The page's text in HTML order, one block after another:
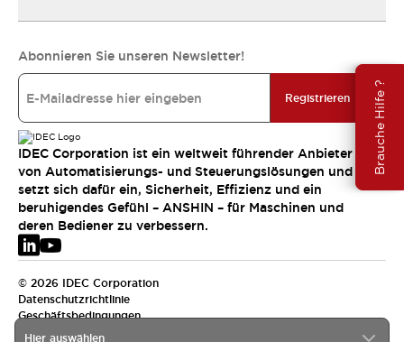
Brauche Hilfe ?
Hier auswählen
Abonnieren Sie unseren Newsletter!
Registrieren
IDEC Corporation ist ein weltweit führender Anbieter
von Automatisierungs- und Steuerungslösungen und
setzt sich dafür ein, Sicherheit, Effizienz und ein
beruhigendes Gefühl – ANSHIN – für Maschinen und
deren Bediener zu verbessern.
© 2026 IDEC Corporation
Datenschutzrichtlinie
Geschäftsbedingungen